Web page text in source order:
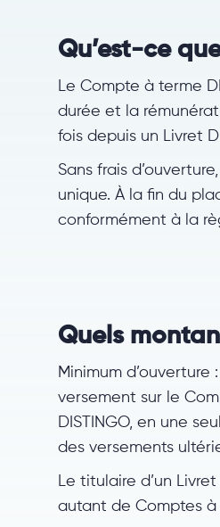
Qu’est-ce
Le Compte à terme
durée et la
fois depuis un Livret
Sans frais
unique. À la fin du
conformément à la
Quels
Minimum
versement sur le
DISTINGO, en une
des versements
Le titulaire d’un
autant de Comptes à